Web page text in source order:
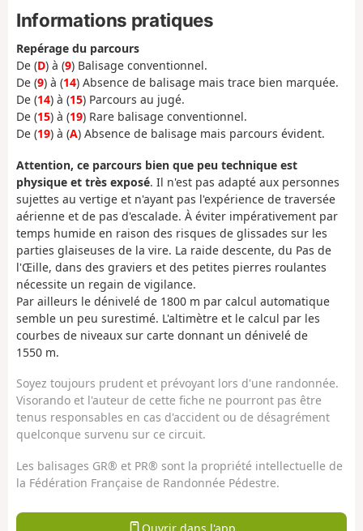
Informations pratiques
Repérage du parcours
De (D) à (9) Balisage conventionnel.
De (9) à (14) Absence de balisage mais trace bien marquée.
De (14) à (15) Parcours au jugé.
De (15) à (19) Rare balisage conventionnel.
De (19) à (A) Absence de balisage mais parcours évident.
Attention, ce parcours bien que peu technique est
physique et très exposé. Il n'est pas adapté aux personnes
sujettes au vertige et n'ayant pas l'expérience de traversée
aérienne et de pas d'escalade. À éviter impérativement par
temps humide en raison des risques de glissades sur les
parties glaiseuses de la vire. La raide descente, du Pas de
l'Œille, dans des graviers et des petites pierres roulantes
nécessite un regain de vigilance.
Par ailleurs le dénivelé de 1800 m par calcul automatique
semble un peu surestimé. L'altimètre et le calcul par les
courbes de niveaux sur carte donnant un dénivelé de
1550 m.
Soyez toujours prudent et prévoyant lors d'une randonnée.
Visorando et l'auteur de cette fiche ne pourront pas être
tenus responsables en cas d'accident ou de désagrément
quelconque survenu sur ce circuit.
Les balisages GR® et PR® sont la propriété intellectuelle de
la Fédération Française de Randonnée Pédestre.